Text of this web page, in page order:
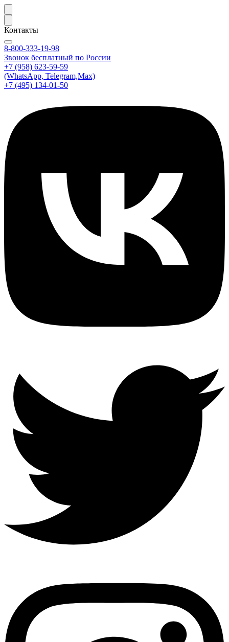
Контакты
8-800-333-19-98
Звонок бесплатный по России
+7 (958) 623-59-59
(WhatsApp, Telegram,Max)
+7 (495) 134-01-50